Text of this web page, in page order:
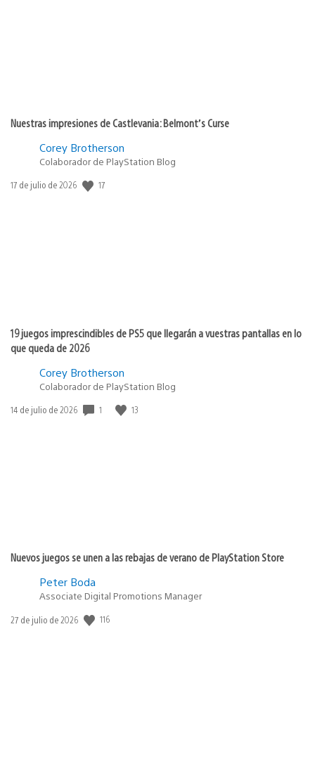
Nuestras impresiones de Castlevania: Belmont’s Curse
Corey Brotherson
Colaborador de PlayStation Blog
Fecha
17 de julio de 2026 17
19 juegos imprescindibles de PS5 que llegarán a vuestras pantallas en lo
que queda de 2026
Corey Brotherson
Colaborador de PlayStation Blog
Fecha
14 de julio de 2026 1 13
Nuevos juegos se unen a las rebajas de verano de PlayStation Store
Peter Boda
Associate Digital Promotions Manager
Fecha
27 de julio de 2026 116